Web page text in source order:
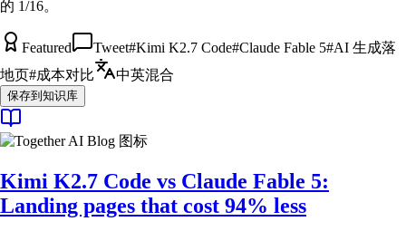
的 1/16。
Featured Tweet#Kimi K2.7 Code#Claude Fable 5#AI 生成落
地页#成本对比 中英混合
保存到知识库
Kimi K2.7 Code vs Claude Fable 5:
Landing pages that cost 94% less